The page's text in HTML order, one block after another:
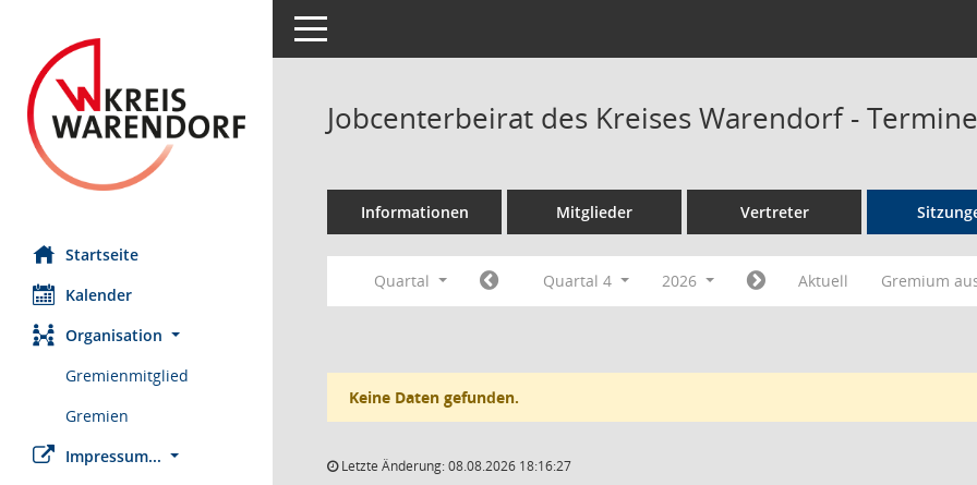
Startseite
Kalender
Organisation
Gremienmitglied
Gremien
Impressum...
Toggle navigation
Jobcenterbeirat des Kreises Warendorf -
Informationen Mitglieder Vertreter
Quartal Quartal 4 2026 Aktuell Gremium
Keine Daten gefunden.
Letzte Änderung: 08.08.2026 18:16:27